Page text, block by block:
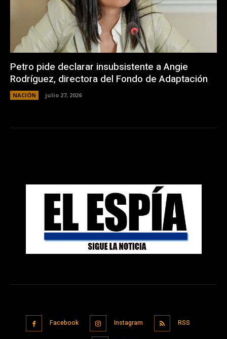
Petro pide declarar insubsistente a Angie
Rodríguez, directora del Fondo de Adaptación
NACIÓN julio 27, 2026
Facebook Instagram RSS